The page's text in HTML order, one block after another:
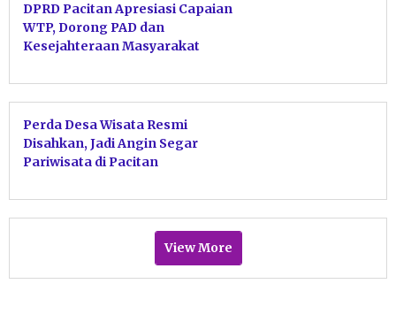
DPRD Pacitan Apresiasi Capaian
WTP, Dorong PAD dan
Kesejahteraan Masyarakat
Perda Desa Wisata Resmi
Disahkan, Jadi Angin Segar
Pariwisata di Pacitan
View More